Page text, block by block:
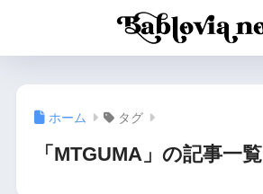
ホーム タグ
「MTGUMA」の記事一覧